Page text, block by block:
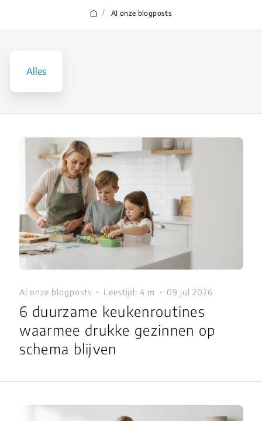
/ Al onze blogposts
besparen
manier van
wassen te
veranderen?
Meer weten
Alles
Al onze blogposts Leestijd: 4 m 09 jul 2026
6 duurzame keukenroutines
waarmee drukke gezinnen op
schema blijven